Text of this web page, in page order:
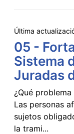
Última
05 -
Sistema
Juradas
¿Qué
Las personas
sujetos
la trami...